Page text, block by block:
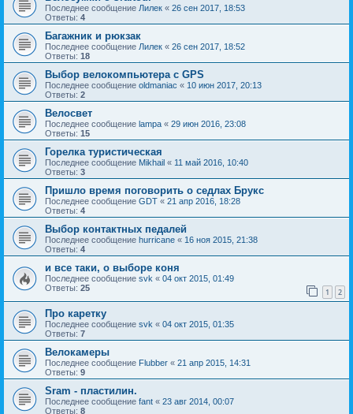
Последнее сообщение Лилек « 26 сен 2017, 18:53
Ответы: 4
Багажник и рюкзак
Последнее сообщение Лилек « 26 сен 2017, 18:52
Ответы: 18
Выбор велокомпьютера с GPS
Последнее сообщение oldmaniac « 10 июн 2017, 20:13
Ответы: 2
Велосвет
Последнее сообщение lampa « 29 июн 2016, 23:08
Ответы: 15
Горелка туристическая
Последнее сообщение Mikhail « 11 май 2016, 10:40
Ответы: 3
Пришло время поговорить о седлах Брукс
Последнее сообщение GDT « 21 апр 2016, 18:28
Ответы: 4
Выбор контактных педалей
Последнее сообщение hurricane « 16 ноя 2015, 21:38
Ответы: 4
и все таки, о выборе коня
Последнее сообщение svk « 04 окт 2015, 01:49
Ответы: 25 1 2
Про каретку
Последнее сообщение svk « 04 окт 2015, 01:35
Ответы: 7
Велокамеры
Последнее сообщение Flubber « 21 апр 2015, 14:31
Ответы: 9
Sram - пластилин.
Последнее сообщение fant « 23 авг 2014, 00:07
Ответы: 8